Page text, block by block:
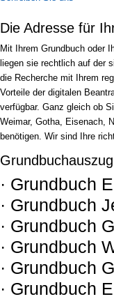
Die Adresse für
Mit Ihrem Grundbuch oder
liegen sie rechtlich auf der
die Recherche mit Ihrem
Vorteile der digitalen
verfügbar. Ganz gleich ob
Weimar, Gotha, Eisenach,
benötigen. Wir sind Ihre
· Grundbuch
· Grundbuch
· Grundbuch
· Grundbuch
· Grundbuch
· Grundbuch